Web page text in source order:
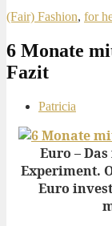
(Fair) Fashion, for
6 Monate
Fazit
Patricia
Euro –
Experiment.
Euro